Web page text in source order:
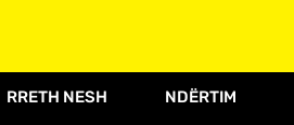
RRETH NESH NDËRTIM